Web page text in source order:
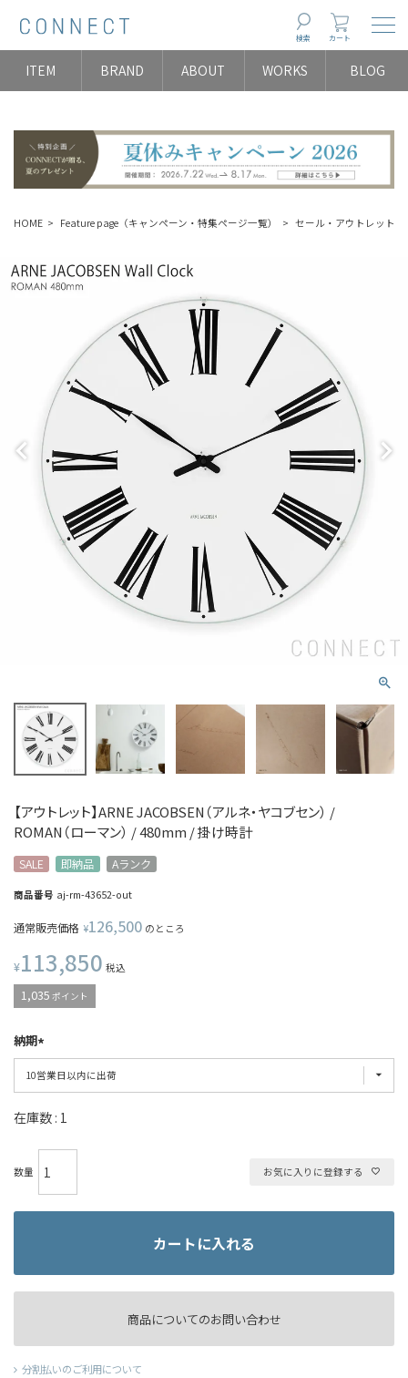
検索 カート
ITEM BRAND ABOUT WORKS BLOG
HOME Feature page（キャンペーン・特集ページ一覧） セール・アウトレット（
【アウトレット】ARNE JACOBSEN（アルネ・ヤコブセン） /
ROMAN（ローマン） / 480mm / 掛け時計
SALE 即納品 Aランク
商品番号 aj-rm-43652-out
通常販売価格 ¥126,500 のところ
¥113,850 税込
1,035 ポイント
納期
在庫数 1
お気に入りに登録する
カートに入れる
商品についてのお問い合わせ
分割払いのご利用について